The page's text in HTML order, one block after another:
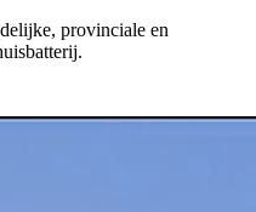
provinciale en